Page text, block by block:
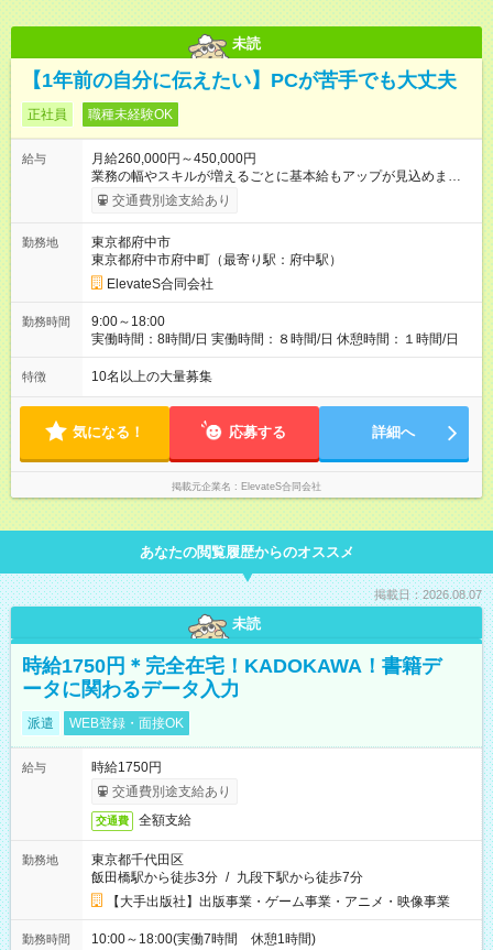
未読
【1年前の自分に伝えたい】PCが苦手でも大丈夫
正社員 職種未経験OK
給与
月給260,000円～450,000円
業務の幅やスキルが増えるごとに基本給もアップが見込めま
す。 「頑張った分がきちんと評価される」環境で、着実に成長
しながら収入アップを目指せます◎ また、未経験から安心して
給与保証制度もご用意！ 資格取得支援制度も充実しており、受
験費用は会社が全額負担◎ 合格者（資格保有者）には資格手当
も支給しています！ ▼取得可能資格例 ・ITパスポート ・
MOS（Microsoft Office Specialist） ・CAD利用技術者試験 ・基
本情報技術者試験 ・AWS認定資格 ・CCNA など そのほかに
も…
交通費別途支給あり
勤務地
東京都府中市
東京都府中市府中町（最寄り駅：府中駅）
ElevateS合同会社
勤務時間
9:00～18:00
実働時間：8時間/日 実働時間：８時間/日 休憩時間：１時間/日
特徴 10名以上の大量募集
気になる！ 応募する 詳細へ
掲載元企業名 ElevateS合同会社
あなたの閲覧履歴からのオススメ
掲載日：2026.08.07
未読
時給1750円＊完全在宅！KADOKAWA！書籍デ
ータに関わるデータ入力
派遣 WEB登録・面接OK
給与
時給1750円
交通費別途支給あり
交通費 全額支給
勤務地
東京都千代田区
飯田橋駅から徒歩3分 / 九段下駅から徒歩7分
【大手出版社】出版事業・ゲーム事業・アニメ・映像事業
勤務時間 10:00～18:00(実働7時間 休憩1時間)